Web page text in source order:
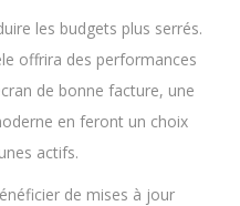
les budgets plus serrés.
offrira des performances
de bonne facture, une
en feront un choix
actifs.
de mises à jour